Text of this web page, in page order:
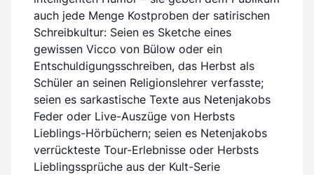
auch jede Menge Kostproben der satirischen
Schreibkultur: Seien es Sketche eines
gewissen Vicco von Bülow oder ein
Entschuldigungsschreiben, das Herbst als
Schüler an seinen Religionslehrer verfasste;
seien es sarkastische Texte aus Netenjakobs
Feder oder Live-Auszüge von Herbsts
Lieblings-Hörbüchern; seien es Netenjakobs
verrückteste Tour-Erlebnisse oder Herbsts
Lieblingssprüche aus der Kult-Serie